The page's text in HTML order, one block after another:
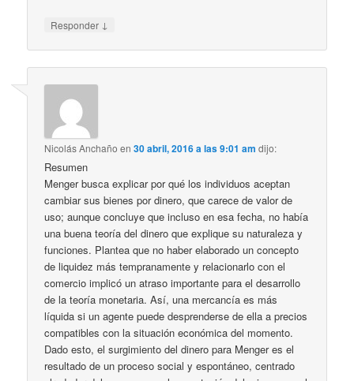
Responder ↓
Nicolás Anchaño en30 abril, 2016 a las 9:01 am dijo:
Resumen
Menger busca explicar por qué los individuos aceptan
cambiar sus bienes por dinero, que carece de valor de
uso; aunque concluye que incluso en esa fecha, no había
una buena teoría del dinero que explique su naturaleza y
funciones. Plantea que no haber elaborado un concepto
de liquidez más tempranamente y relacionarlo con el
comercio implicó un atraso importante para el desarrollo
de la teoría monetaria. Así, una mercancía es más
líquida si un agente puede desprenderse de ella a precios
compatibles con la situación económica del momento.
Dado esto, el surgimiento del dinero para Menger es el
resultado de un proceso social y espontáneo, centrado